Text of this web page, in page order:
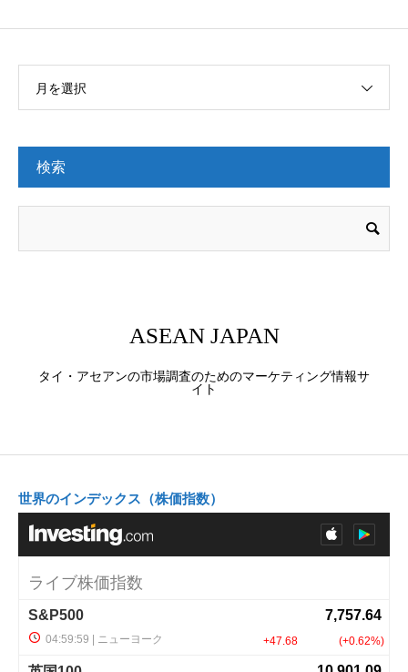
月を選択
検索
ASEAN JAPAN
タイ・アセアンの市場調査のためのマーケティング情報サ
イト
世界のインデックス（株価指数）